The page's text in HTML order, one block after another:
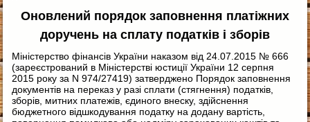
Оновлений порядок заповнення платіжних
доручень на сплату податків і зборів
Міністерство фінансів України наказом від 24.07.2015 № 666
(зареєстрований в Міністерстві юстиції України 12 серпня
2015 року за N 974/27419) затверджено Порядок заповнення
документів на переказ у разі сплати (стягнення) податків,
зборів, митних платежів, єдиного внеску, здійснення
бюджетного відшкодування податку на додану вартість,